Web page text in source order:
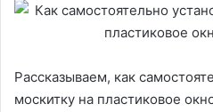
Рассказываем, как
москитку на пластиковое